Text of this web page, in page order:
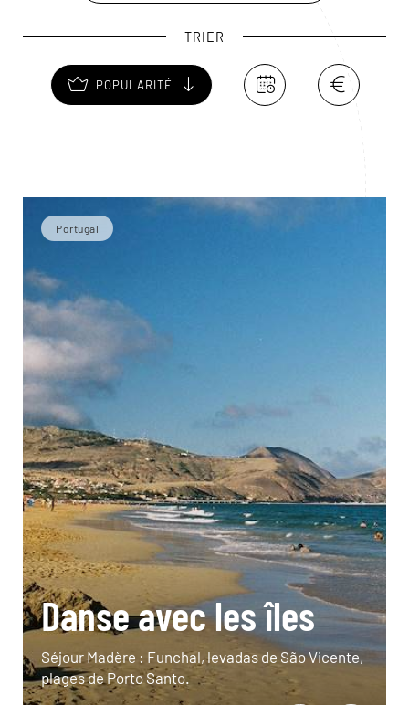
TRIER
POPULARITÉ
Portugal
Danse avec les îles
Séjour Madère : Funchal, levadas de São Vicente,
plages de Porto Santo.